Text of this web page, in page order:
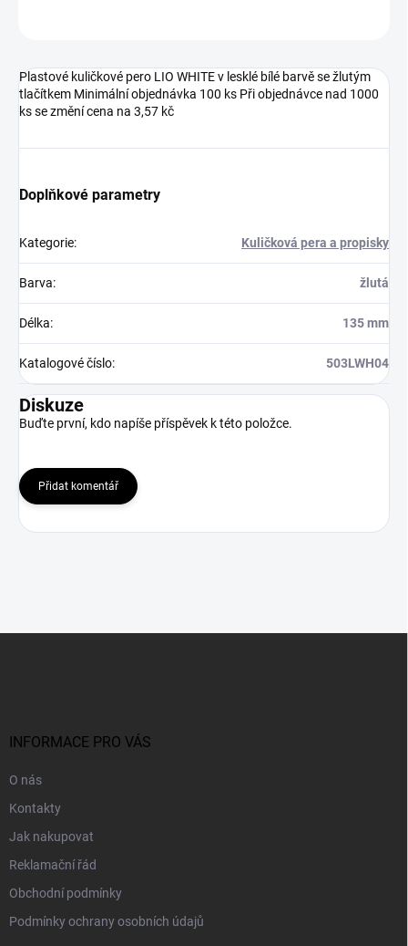
Plastové kuličkové pero LIO WHITE v lesklé bílé barvě se žlutým
tlačítkem Minimální objednávka 100 ks Při objednávce nad 1000
ks se změní cena na 3,57 kč
Doplňkové parametry
Kategorie: Kuličková pera a propisky
Barva: žlutá
Délka: 135 mm
Katalogové číslo: 503LWH04
Diskuze
Buďte první, kdo napíše příspěvek k této položce.
Přidat komentář
INFORMACE PRO VÁS
O nás
Kontakty
Jak nakupovat
Reklamační řád
Obchodní podmínky
Podmínky ochrany osobních údajů